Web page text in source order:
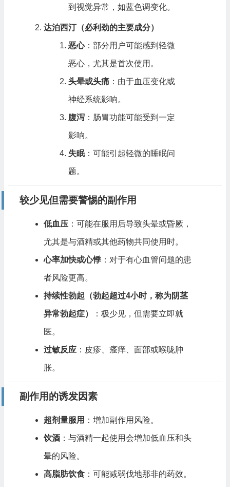
到视觉异常，如蓝色调变化。
达泊西汀（必利劲的主要成分）
恶心：部分用户可能感到轻微
恶心，尤其是首次使用。
头晕或头痛：由于血压变化或
神经系统影响。
腹泻：肠胃功能可能受到一定
影响。
失眠：可能引起轻微的睡眠问
题。
较少见但需要警惕的副作用
低血压：可能在服用后导致头晕或昏厥，
尤其是与酒精或其他药物共同使用时。
心率加快或心悸：对于有心血管问题的患
者风险更高。
持续性勃起（勃起超过4小时，称为阴茎
异常勃起症） ：极少见，但需要立即就
医。
过敏反应：皮疹、瘙痒、面部或喉咙肿
胀。
副作用的诱发因素
超剂量服用 ：增加副作用风险。
饮酒：与酒精一起使用会增加低血压和头
晕的风险。
高脂肪饮食：可能减弱伐地那非的药效。